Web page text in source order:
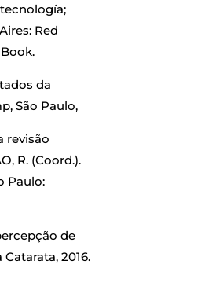
Red
da
São Paulo,
revisão
R. (Coord.).
Paulo:
de
2016.